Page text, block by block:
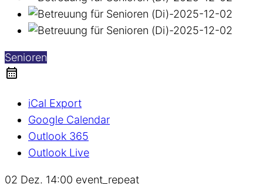
Senioren
iCal Export
Google Calendar
Outlook 365
Outlook Live
02 Dez. 14:00 event_repeat